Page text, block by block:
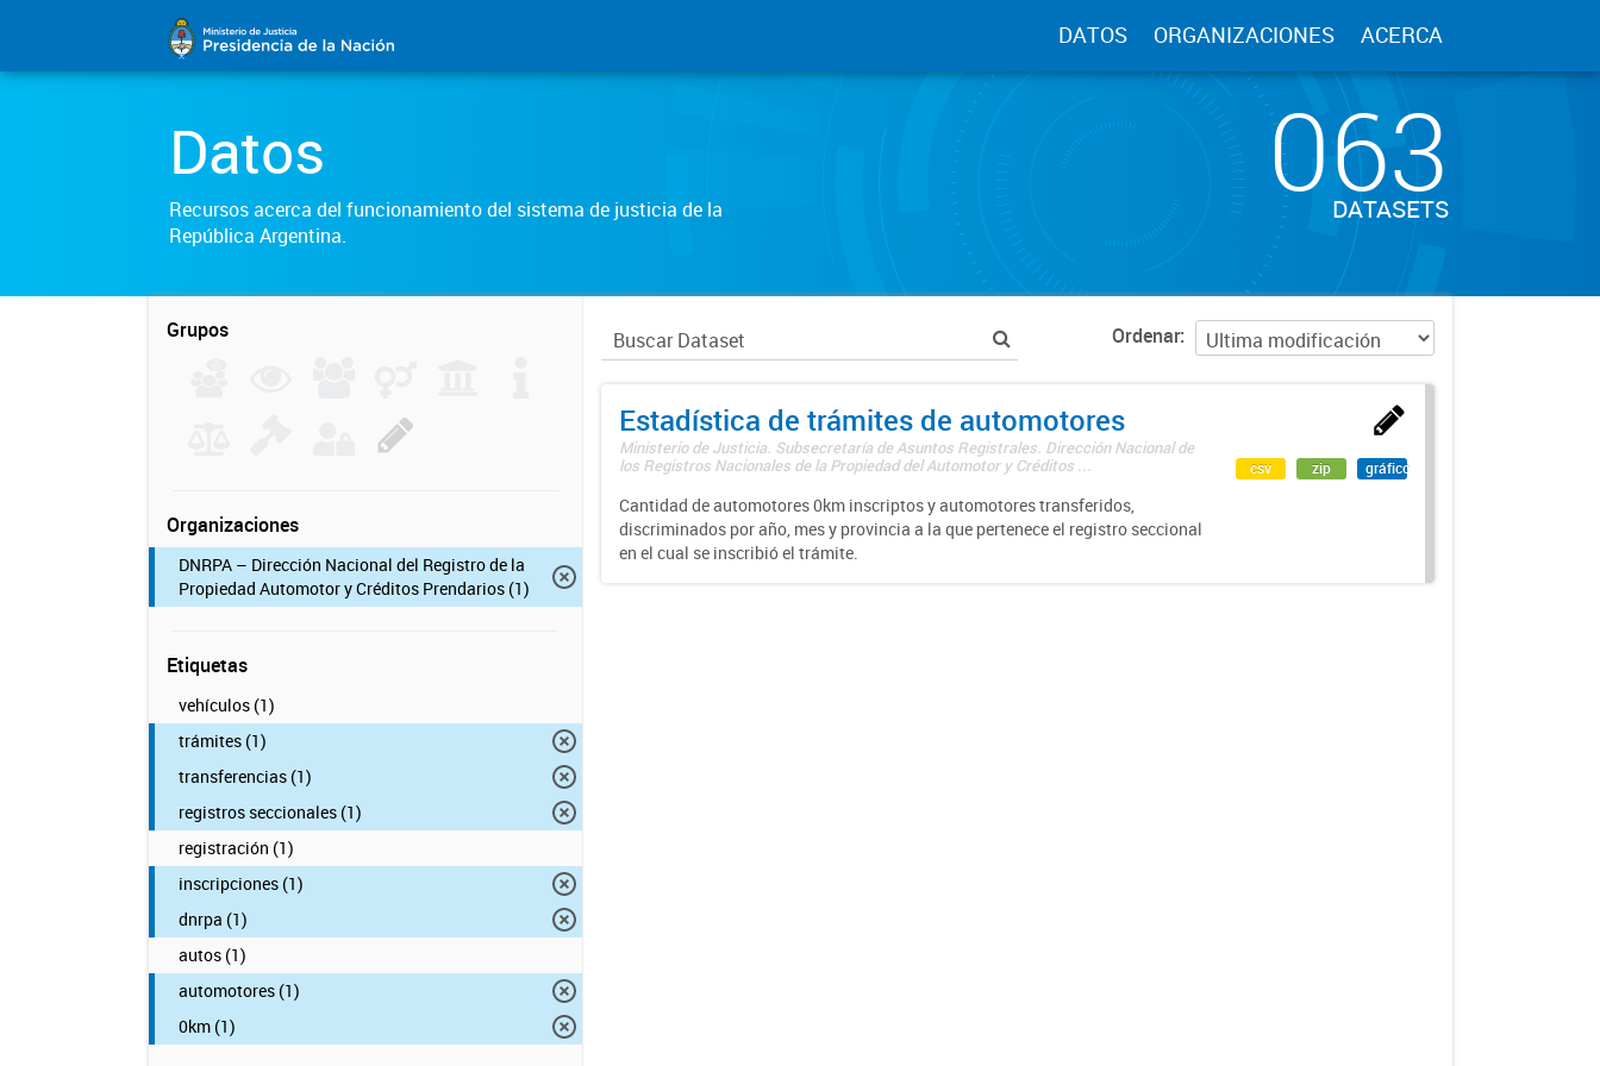
DATOS ORGANIZACIONES ACERCA
Datos
Recursos acerca del funcionamiento del sistema de justicia de la
República Argentina.
063
DATASETS
Grupos
Organizaciones
DNRPA – Dirección Nacional del Registro de la
Propiedad Automotor y Créditos Prendarios (1)
Etiquetas
vehículos (1)
trámites (1)
transferencias (1)
registros seccionales (1)
registración (1)
inscripciones (1)
dnrpa (1)
autos (1)
automotores (1)
0km (1)
Ordenar
Estadística de trámites de automotores
Ministerio de Justicia. Subsecretaría de Asuntos Registrales. Dirección Nacional de
los Registros Nacionales de la Propiedad del Automotor y Créditos ...
Cantidad de automotores 0km inscriptos y automotores transferidos,
discriminados por año, mes y provincia a la que pertenece el registro seccional
en el cual se inscribió el trámite.
csv zip gráfico